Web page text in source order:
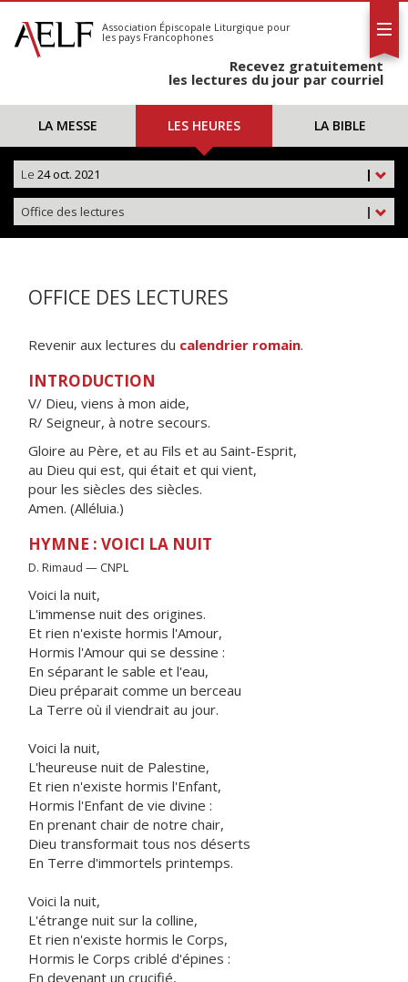
S'abonner
Calendrier
Association Épiscopale Liturgique pour
les pays Francophones
Recevez gratuitement
les lectures du jour par courriel
LA MESSE LES HEURES LA BIBLE
|
Le 24 oct. 2021
|
Office des lectures
OFFICE DES LECTURES
Revenir aux lectures du calendrier romain.
INTRODUCTION
V/ Dieu, viens à mon aide,
R/ Seigneur, à notre secours.
Gloire au Père, et au Fils et au Saint-Esprit,
au Dieu qui est, qui était et qui vient,
pour les siècles des siècles.
Amen. (Alléluia.)
HYMNE : VOICI LA NUIT
D. Rimaud — CNPL
Voici la nuit,
L'immense nuit des origines.
Et rien n'existe hormis l'Amour,
Hormis l'Amour qui se dessine :
En séparant le sable et l'eau,
Dieu préparait comme un berceau
La Terre où il viendrait au jour.
Voici la nuit,
L'heureuse nuit de Palestine,
Et rien n'existe hormis l'Enfant,
Hormis l'Enfant de vie divine :
En prenant chair de notre chair,
Dieu transformait tous nos déserts
En Terre d'immortels printemps.
Voici la nuit,
L'étrange nuit sur la colline,
Et rien n'existe hormis le Corps,
Hormis le Corps criblé d'épines :
En devenant un crucifié,